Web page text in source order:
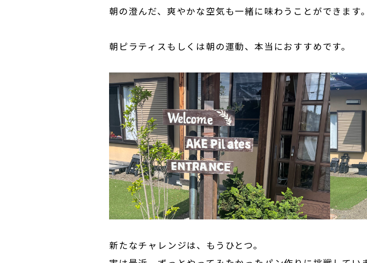
朝の澄んだ、爽やかな空気も一緒に味わうことができます。
朝ピラティスもしくは朝の運動、本当におすすめです。
新たなチャレンジは、もうひとつ。